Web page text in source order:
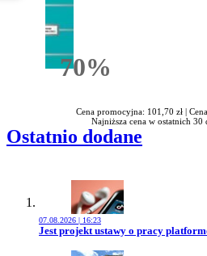
70%Rabatu
Cena promocyjna: 101,70 zł |
Najniższa cena w ostatnich 30
Ostatnio dodane
07.08.2026 | 16:23
Przejdź do artykułu:
Jest projekt ustawy o pracy